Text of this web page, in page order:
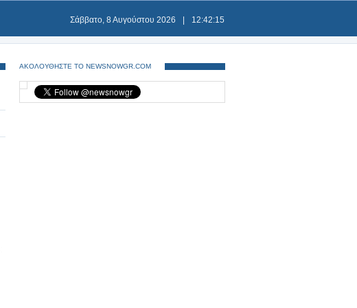
Σάββατο, 8 Αυγούστου 2026 12:42:15
ΑΚΟΛΟΥΘΗΣΤΕ ΤΟ NEWSNOWGR.COM